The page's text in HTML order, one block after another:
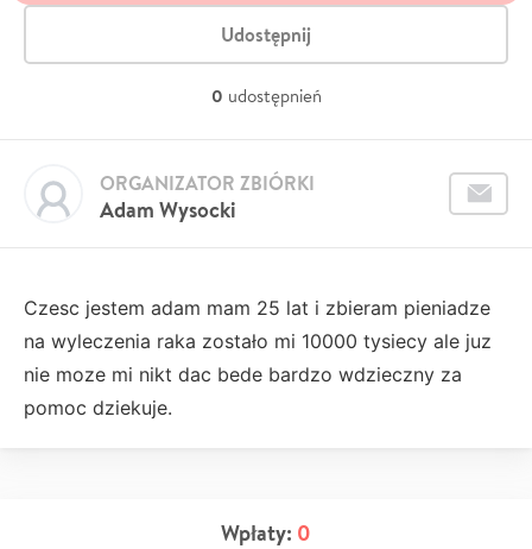
Udostępnij
0 udostępnień
Adam Wysocki
ORGANIZATOR ZBIÓRKI
Czesc jestem adam mam 25 lat i zbieram pieniadze
na wyleczenia raka zostało mi 10000 tysiecy ale juz
nie moze mi nikt dac bede bardzo wdzieczny za
pomoc dziekuje.
Wpłaty: 0